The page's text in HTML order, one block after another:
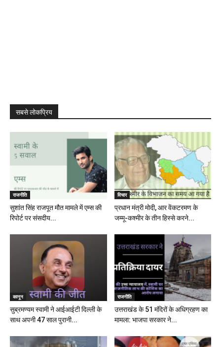
सबसे लोकप्रिय
राजनीति
सुशांत सिंह राजपूत मौत मामले में एम्स की
रिपोर्ट पर संसदीय...
विचार
प्रधान मंत्री मोदी, आर वेंकटरमण के
जम्मू-कश्मीर के तीन हिस्से करने...
कानून
सुब्रमण्यम स्वामी ने आईआईटी दिल्ली के
साथ अपनी 47 साल पुरानी...
राजनीति
उत्तराखंड के 51 मंदिरों के अधिग्रहण का
मामला: भाजपा सरकार ने...